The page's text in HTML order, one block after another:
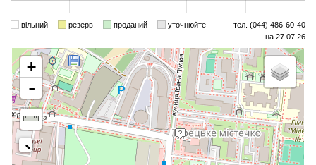
вільний резерв проданий уточнюйте
тел. (044) 486-60-40
на 27.07.26
+
-